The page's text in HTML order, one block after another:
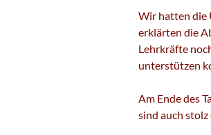
Wir hatten die
erklärten die
Lehrkräfte
unterstützen
Am Ende des
sind auch stolz